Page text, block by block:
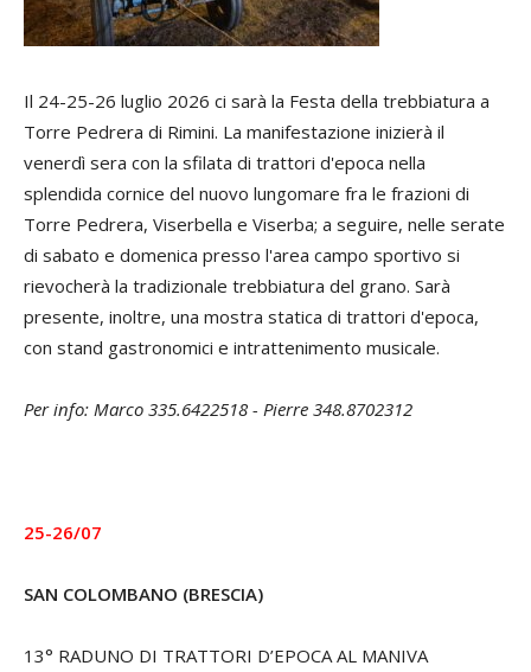
Il 24-25-26 luglio 2026 ci sarà la Festa della trebbiatura a
Torre Pedrera di Rimini. La manifestazione inizierà il
venerdì sera con la sfilata di trattori d'epoca nella
splendida cornice del nuovo lungomare fra le frazioni di
Torre Pedrera, Viserbella e Viserba; a seguire, nelle serate
di sabato e domenica presso l'area campo sportivo si
rievocherà la tradizionale trebbiatura del grano. Sarà
presente, inoltre, una mostra statica di trattori d'epoca,
con stand gastronomici e intrattenimento musicale.
Per info: Marco 335.6422518 - Pierre 348.8702312
25-26/07
SAN COLOMBANO (BRESCIA)
13° RADUNO DI TRATTORI D’EPOCA AL MANIVA